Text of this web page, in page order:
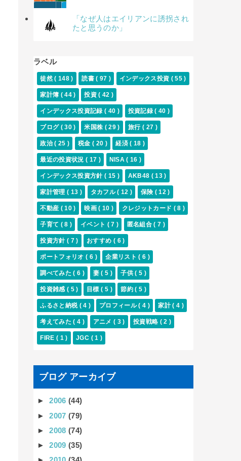
「なぜ人はエイリアンに誘拐され
たと思うのか」
ラベル
徒然( 148 ) 読書( 97 ) インデックス投資 ( 55 )
家計簿 ( 44 ) 投資( 42 )
インデックス投資記録( 40 ) 投資記録( 40 )
ブログ ( 30 ) 米国株 ( 29 ) 旅行 ( 27 )
政治( 25 ) 税金 ( 20 ) 経済( 18 )
最近の投資状況( 17 ) NISA( 16 )
インデックス投資方針( 15 ) AKB48 ( 13 )
家計管理( 13 ) タカフル( 12 ) 保険 ( 12 )
不動産 ( 10 ) 映画( 10 ) クレジットカード ( 8 )
子育て ( 8 ) イベント ( 7 ) 匿名組合( 7 )
投資方針( 7 ) おすすめ ( 6 )
ポートフォリオ( 6 ) 企業リスト( 6 )
調べてみた( 6 ) 妻( 5 ) 子供( 5 )
投資雑感( 5 ) 目標( 5 ) 節約( 5 )
ふるさと納税 ( 4 ) プロフィール( 4 ) 家計( 4 )
考えてみた( 4 ) アニメ ( 3 ) 投資戦略 ( 2 )
FIRE( 1 ) JGC ( 1 )
ブログ アーカイブ
►2006(44)
►2007(79)
►2008(74)
►2009(35)